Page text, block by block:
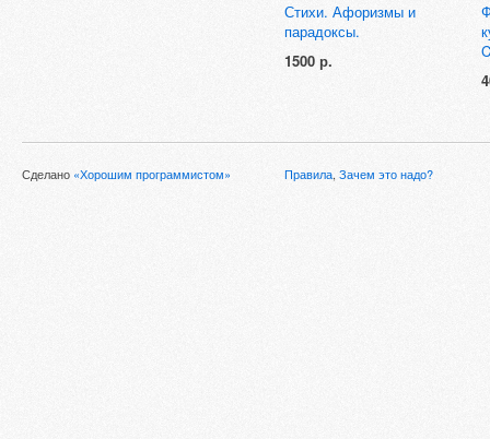
Стихи. Афоризмы и
парадоксы.
1500 р.
Сделано «Хорошим программистом» Правила, Зачем это надо?